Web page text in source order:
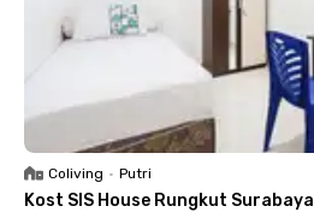
Coliving • Putri
Kost SIS House Rungkut Surabaya